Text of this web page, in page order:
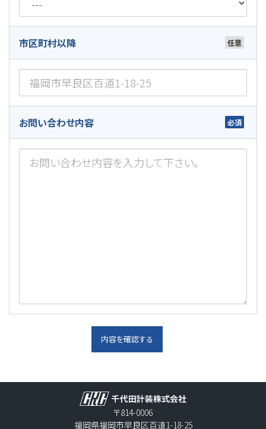
市区町村以降
お問い合わせ内容
〒814-0006
福岡県福岡市早良区百道1-18-25